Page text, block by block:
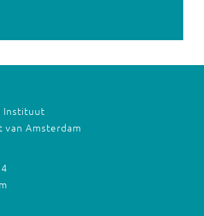
Instituut
Amsterdam